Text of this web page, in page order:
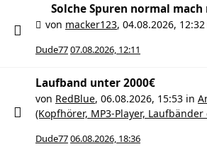
Solche Spuren normal mach
von macker123, 04.08.2026, 12:32
Dude7707.08.2026, 12:11
Laufband unter 2000€
von RedBlue, 06.08.2026, 15:53 in
(Kopfhörer, MP3-Player, Laufbänder
Dude7706.08.2026, 18:36